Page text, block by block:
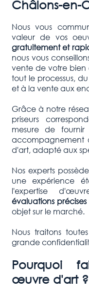
Châlons-en-
Nous vous
valeur de vos
gratuitement et
nous vous
vente de votre
tout le processus,
et à la vente aux
Grâce à notre
priseurs
mesure de
accompagnement
d'art, adapté aux
Nos experts
une expérience
l'expertise
évaluations
objet sur le marché.
Nous traitons
grande
Pourquoi
œuvre d'art ?